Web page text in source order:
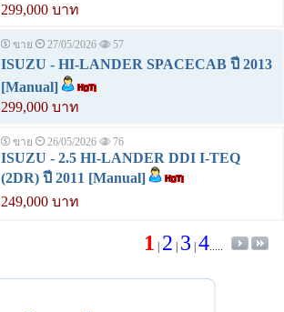
299,000 บาท
ขาย 27/05/2026 57
ISUZU - HI-LANDER SPACECAB ปี 2013
[Manual]
299,000 บาท
ขาย 26/05/2026 76
ISUZU - 2.5 HI-LANDER DDI I-TEQ
(2DR) ปี 2011 [Manual]
249,000 บาท
1 2 3 4.....